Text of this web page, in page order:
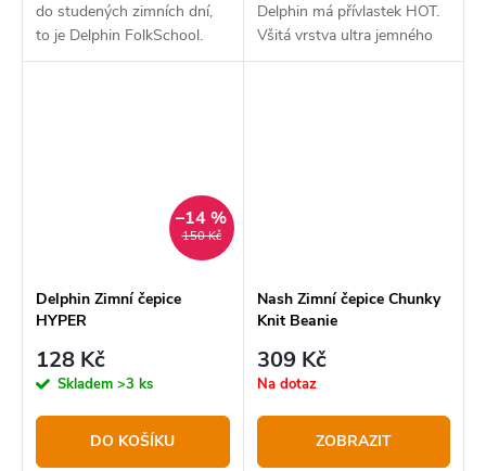
do studených zimních dní,
to je Delphin FolkSchool.
Delphin má přívlastek HOT.
Všitá vrstva ultra jemného
flísu totiž zabezpečí
150 Kč
–14 %
Delphin Zimní čepice
HYPER
128 Kč
Skladem >3 ks
DO KOŠÍKU
Nash Zimní čepice Chunky
Knit Beanie
309 Kč
Na dotaz
ZOBRAZIT